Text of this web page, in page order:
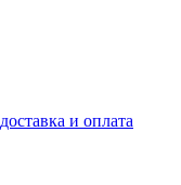
доставка и оплата